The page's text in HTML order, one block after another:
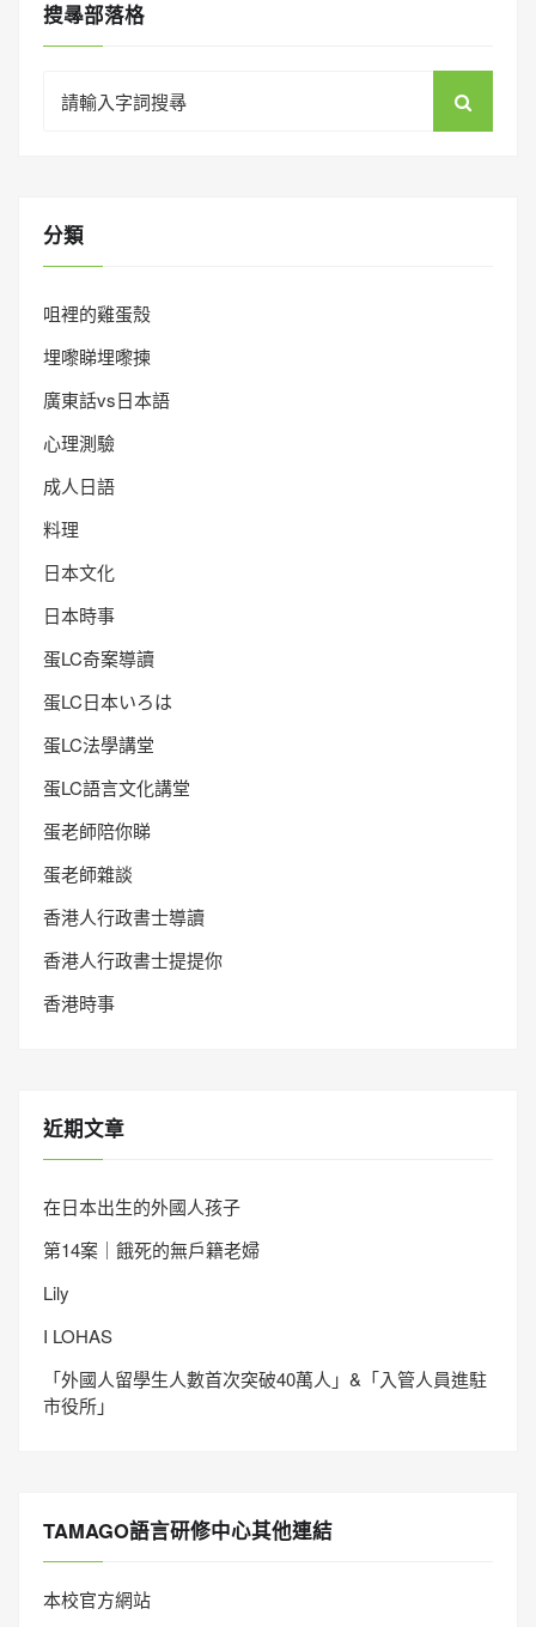
搜㝷部落格
for:
分類
咀裡的雞蛋殼
埋嚟睇埋嚟揀
廣東話vs日本語
心理測驗
成人日語
料理
日本文化
日本時事
蛋LC奇案導讀
蛋LC日本いろは
蛋LC法學講堂
蛋LC語言文化講堂
蛋老師陪你睇
蛋老師雜談
香港人行政書士導讀
香港人行政書士提提你
香港時事
近期文章
在日本出生的外國人孩子
第14案｜餓死的無戶籍老婦
Lily
I LOHAS
「外國人留學生人數首次突破40萬人」&「入管人員進駐
市役所」
TAMAGO語言研修中心其他連結
本校官方網站